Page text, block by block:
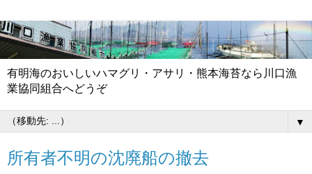
有明海のおいしいハマグリ・アサリ・熊本海苔なら川口漁
業協同組合へどうぞ
▼
所有者不明の沈廃船の撤去